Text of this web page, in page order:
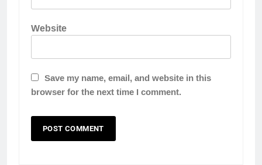
Website
Save my name, email, and website in this
browser for the next time I comment.